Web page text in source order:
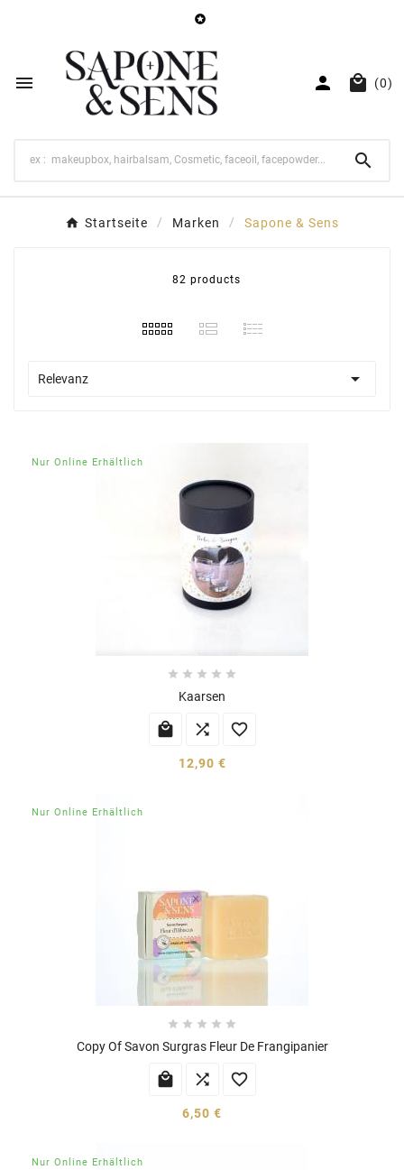

   (0)

Startseite Marken Sapone & Sens
82 products
Relevanz 
Nur Online Erhältlich
    
Kaarsen
  
12,90 €
Nur Online Erhältlich
    
Copy Of Savon Surgras Fleur De Frangipanier
  
6,50 €
Nur Online Erhältlich